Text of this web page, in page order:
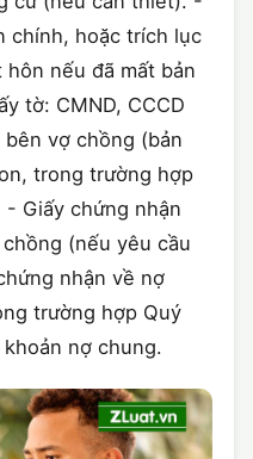
chính, hoặc trích lục
nếu đã mất bản
tờ: CMND, CCCD
vợ chồng (bản
trong trường hợp
Giấy chứng nhận
(nếu yêu cầu
nhận về nợ
trường hợp Quý
nợ chung.